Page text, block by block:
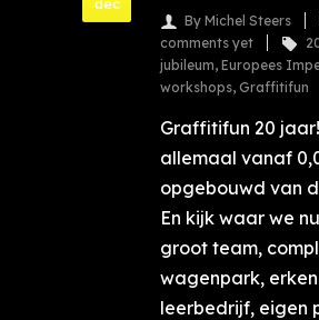
By Michel Steers
comments yet
jubileum, Europees
workshops, Graffitifun
Graffitifun 20
allemaal vanaf
opgebouwd van
En kijk waar we
groot team,
wagenpark,
leerbedrijf, eigen